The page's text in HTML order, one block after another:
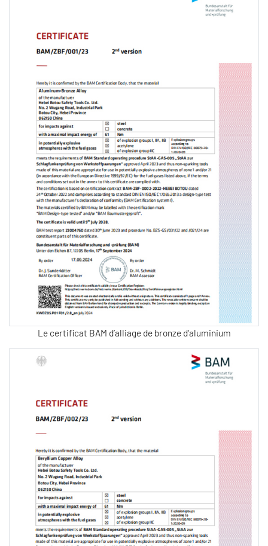
Le certificat BAM d’alliage de bronze d'aluminium